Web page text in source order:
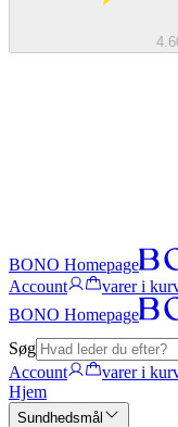
BONO Homepage
Account
varer i
BONO Homepage
Søg
Account
varer i
Hjem
Sundhedsmål